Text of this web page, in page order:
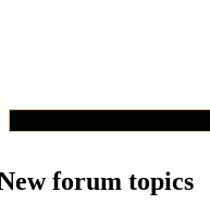
forum topics